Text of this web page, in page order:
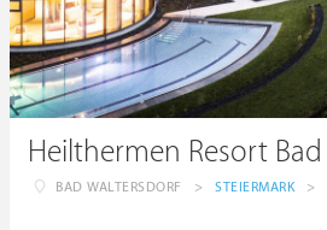
BAD WALTERSDORF > STEIERMARK >